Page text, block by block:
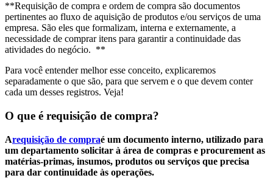
**Requisição de compra e ordem de compra são documentos
pertinentes ao fluxo de aquisição de produtos e/ou serviços de uma
empresa. São eles que formalizam, interna e externamente, a
necessidade de comprar itens para garantir a continuidade das
atividades do negócio. **
Para você entender melhor esse conceito, explicaremos
separadamente o que são, para que servem e o que devem conter
cada um desses registros. Veja!
O que é requisição de compra?
Arequisição de compraé um documento interno, utilizado para
um departamento solicitar à área de compras e procurement as
matérias-primas, insumos, produtos ou serviços que precisa
para dar continuidade às operações.